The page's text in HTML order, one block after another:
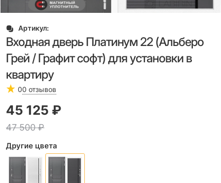
Артикул:
Входная дверь Платинум 22 (Альберо
Грей / Графит софт) для установки в
квартиру
00 отзывов
47 500 ₽
45 125 ₽
Другие цвета